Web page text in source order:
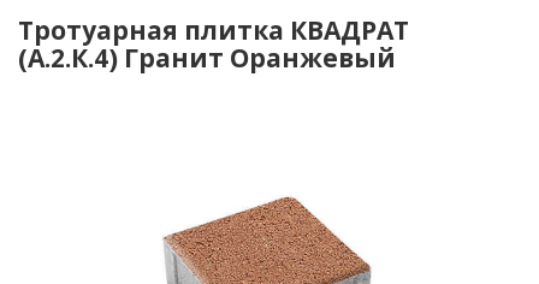
Тротуарная плитка КВАДРАТ
(А.2.К.4) Гранит Оранжевый